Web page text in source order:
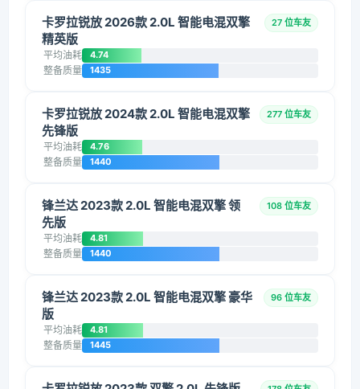
卡罗拉锐放 2026款 2.0L 智能电混双擎
精英版
27 位车友
平均油耗 4.74
整备质量 1435
卡罗拉锐放 2024款 2.0L 智能电混双擎
先锋版
277 位车友
平均油耗 4.76
整备质量 1440
锋兰达 2023款 2.0L 智能电混双擎 领
先版
108 位车友
平均油耗 4.81
整备质量 1440
锋兰达 2023款 2.0L 智能电混双擎 豪华
版
96 位车友
平均油耗 4.81
整备质量 1445